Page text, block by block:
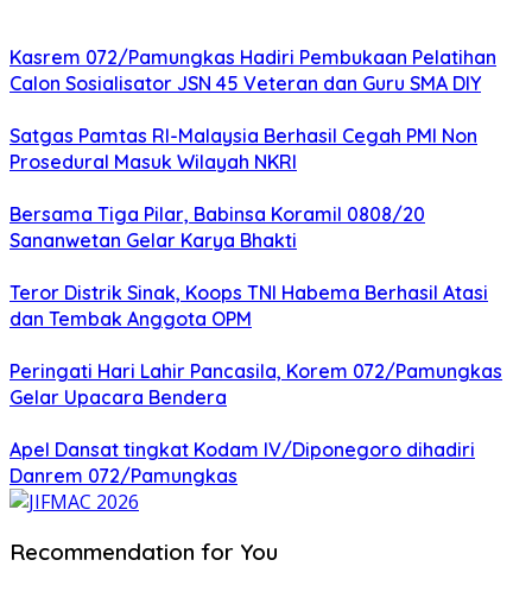
Kasrem 072/Pamungkas Hadiri Pembukaan Pelatihan
Calon Sosialisator JSN 45 Veteran dan Guru SMA DIY
Satgas Pamtas RI-Malaysia Berhasil Cegah PMI Non
Prosedural Masuk Wilayah NKRI
Bersama Tiga Pilar, Babinsa Koramil 0808/20
Sananwetan Gelar Karya Bhakti
Teror Distrik Sinak, Koops TNI Habema Berhasil Atasi
dan Tembak Anggota OPM
Peringati Hari Lahir Pancasila, Korem 072/Pamungkas
Gelar Upacara Bendera
Apel Dansat tingkat Kodam lV/Diponegoro dihadiri
Danrem 072/Pamungkas
Recommendation for You